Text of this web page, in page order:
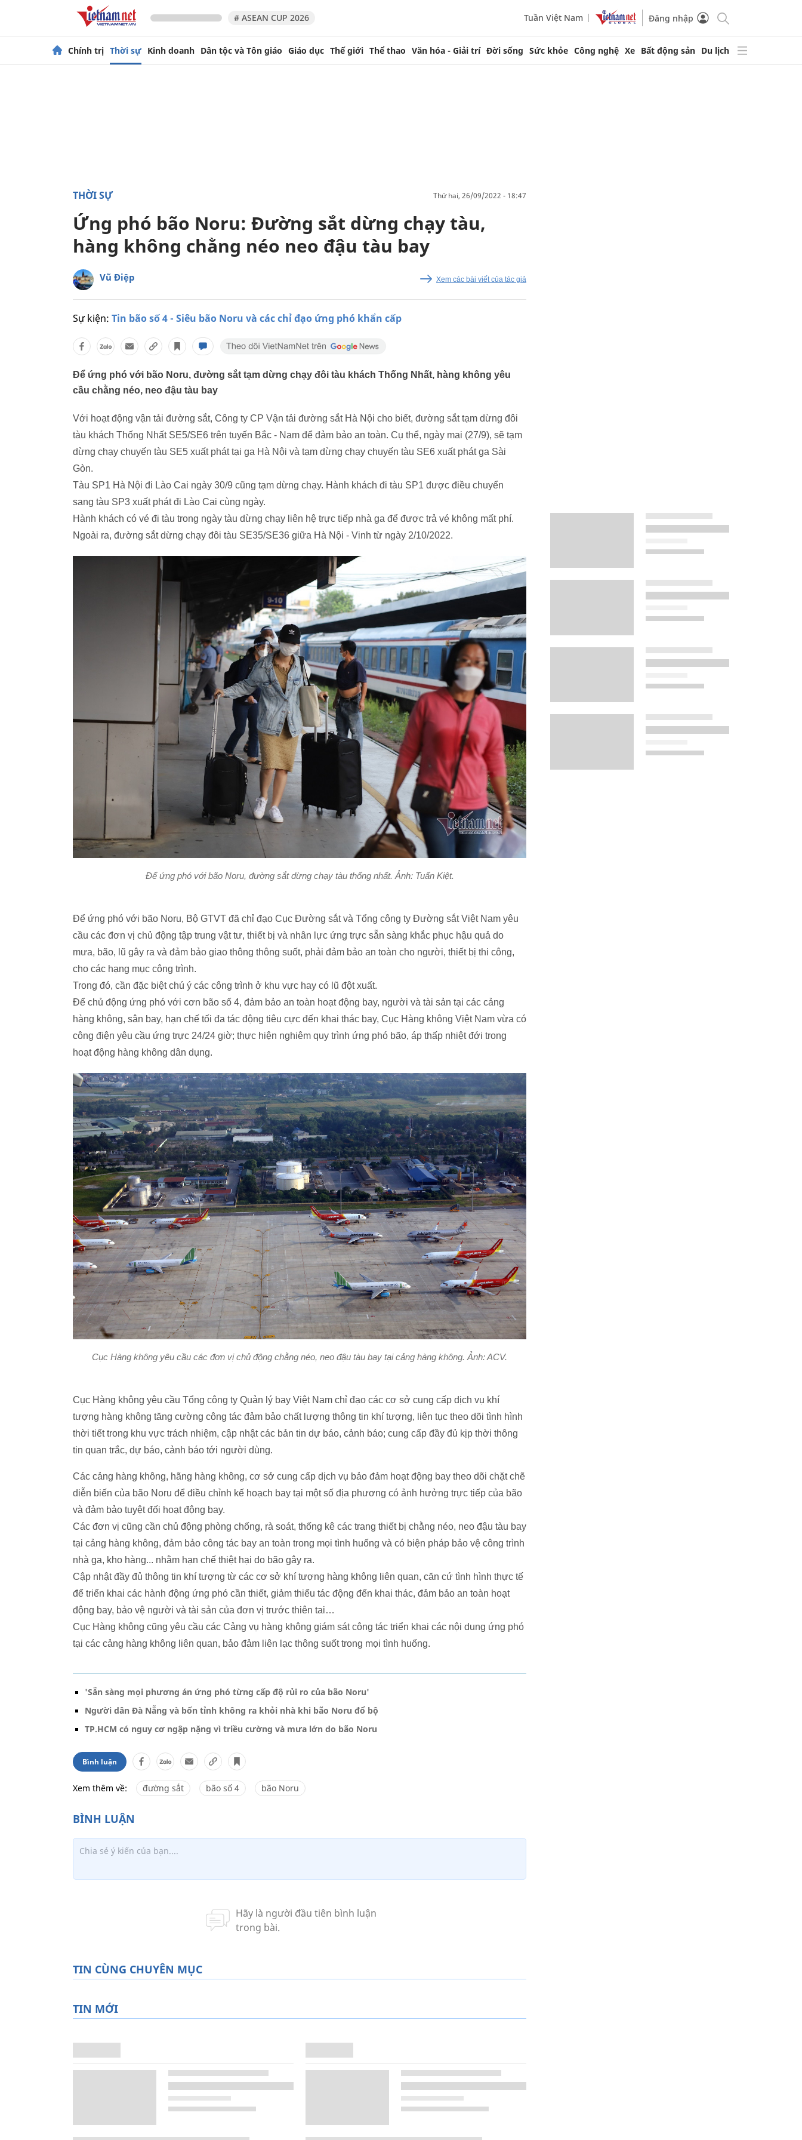
# ASEAN CUP 2026 Tuần Việt Nam Đăng nhập
Chính trị Thời sự Kinh doanh Dân tộc và Tôn giáo Giáo dục Thế giới Thể thao Văn hóa - Giải trí Đời sống Sức khỏe Công nghệ Xe Bất động sản Du lịch
THỜI SỰ thứ hai, 26/09/2022 - 18:47
Ứng phó bão Noru: Đường sắt dừng chạy tàu,
hàng không chằng néo neo đậu tàu bay
Vũ Điệp Xem các bài viết của tác giả
Sự kiện: Tin bão số 4 - Siêu bão Noru và các chỉ đạo ứng phó khẩn cấp
Để ứng phó với bão Noru, đường sắt tạm dừng chạy đôi tàu khách Thống Nhất, hàng không yêu
cầu chằng néo, neo đậu tàu bay
Với hoạt động vận tải đường sắt, Công ty CP Vận tải đường sắt Hà Nội cho biết, đường sắt tạm dừng đôi
tàu khách Thống Nhất SE5/SE6 trên tuyến Bắc - Nam để đảm bảo an toàn. Cụ thể, ngày mai (27/9), sẽ tạm
dừng chạy chuyến tàu SE5 xuất phát tại ga Hà Nội và tạm dừng chạy chuyến tàu SE6 xuất phát ga Sài
Gòn.
Tàu SP1 Hà Nội đi Lào Cai ngày 30/9 cũng tạm dừng chạy. Hành khách đi tàu SP1 được điều chuyển
sang tàu SP3 xuất phát đi Lào Cai cùng ngày.
Hành khách có vé đi tàu trong ngày tàu dừng chạy liên hệ trực tiếp nhà ga để được trả vé không mất phí.
Ngoài ra, đường sắt dừng chạy đôi tàu SE35/SE36 giữa Hà Nội - Vinh từ ngày 2/10/2022.
Để ứng phó với bão Noru, đường sắt dừng chạy tàu thống nhất. Ảnh: Tuấn Kiệt.
Để ứng phó với bão Noru, Bộ GTVT đã chỉ đạo Cục Đường sắt và Tổng công ty Đường sắt Việt Nam yêu
cầu các đơn vị chủ động tập trung vật tư, thiết bị và nhân lực ứng trực sẵn sàng khắc phục hậu quả do
mưa, bão, lũ gây ra và đảm bảo giao thông thông suốt, phải đảm bảo an toàn cho người, thiết bị thi công,
cho các hạng mục công trình.
Trong đó, cần đặc biệt chú ý các công trình ở khu vực hay có lũ đột xuất.
Để chủ động ứng phó với cơn bão số 4, đảm bảo an toàn hoạt động bay, người và tài sản tại các cảng
hàng không, sân bay, hạn chế tối đa tác động tiêu cực đến khai thác bay, Cục Hàng không Việt Nam vừa có
công điện yêu cầu ứng trực 24/24 giờ; thực hiện nghiêm quy trình ứng phó bão, áp thấp nhiệt đới trong
hoạt động hàng không dân dụng.
Cục Hàng không yêu cầu các đơn vị chủ động chằng néo, neo đậu tàu bay tại cảng hàng không. Ảnh: ACV.
Cục Hàng không yêu cầu Tổng công ty Quản lý bay Việt Nam chỉ đạo các cơ sở cung cấp dịch vụ khí
tượng hàng không tăng cường công tác đảm bảo chất lượng thông tin khí tượng, liên tục theo dõi tình hình
thời tiết trong khu vực trách nhiệm, cập nhật các bản tin dự báo, cảnh báo; cung cấp đầy đủ kịp thời thông
tin quan trắc, dự báo, cảnh báo tới người dùng.
Các cảng hàng không, hãng hàng không, cơ sở cung cấp dịch vụ bảo đảm hoạt động bay theo dõi chặt chẽ
diễn biến của bão Noru để điều chỉnh kế hoạch bay tại một số địa phương có ảnh hưởng trực tiếp của bão
và đảm bảo tuyệt đối hoạt động bay.
Các đơn vị cũng cần chủ động phòng chống, rà soát, thống kê các trang thiết bị chằng néo, neo đậu tàu bay
tại cảng hàng không, đảm bảo công tác bay an toàn trong mọi tình huống và có biện pháp bảo vệ công trình
nhà ga, kho hàng... nhằm hạn chế thiệt hại do bão gây ra.
Cập nhật đầy đủ thông tin khí tượng từ các cơ sở khí tượng hàng không liên quan, căn cứ tình hình thực tế
để triển khai các hành động ứng phó cần thiết, giảm thiểu tác động đến khai thác, đảm bảo an toàn hoạt
động bay, bảo vệ người và tài sản của đơn vị trước thiên tai…
Cục Hàng không cũng yêu cầu các Cảng vụ hàng không giám sát công tác triển khai các nội dung ứng phó
tại các cảng hàng không liên quan, bảo đảm liên lạc thông suốt trong mọi tình huống.
'Sẵn sàng mọi phương án ứng phó từng cấp độ rủi ro của bão Noru'
Người dân Đà Nẵng và bốn tỉnh không ra khỏi nhà khi bão Noru đổ bộ
TP.HCM có nguy cơ ngập nặng vì triều cường và mưa lớn do bão Noru
Bình luận
Xem thêm về: đường sắt bão số 4 bão Noru
TIN CÙNG CHUYÊN MỤC
TIN MỚI